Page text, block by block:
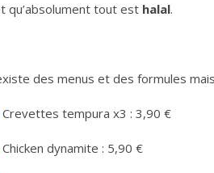
qu’absolument tout est halal.
des menus et des formules
Crevettes tempura x3 : 3,90 €
Chicken dynamite : 5,90 €